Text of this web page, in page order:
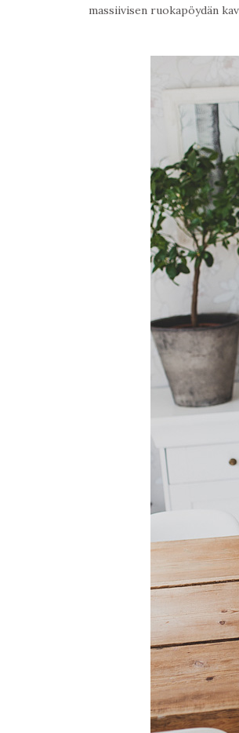
massiivisen ruokapöydän